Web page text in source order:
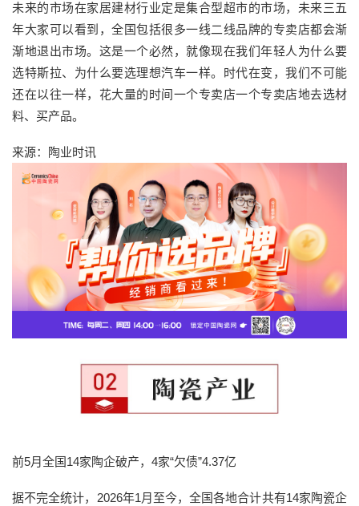
未来的市场在家居建材行业定是集合型超市的市场，未来三五
年大家可以看到，全国包括很多一线二线品牌的专卖店都会渐
渐地退出市场。这是一个必然，就像现在我们年轻人为什么要
选特斯拉、为什么要选理想汽车一样。时代在变，我们不可能
还在以往一样，花大量的时间一个专卖店一个专卖店地去选材
料、买产品。
来源：陶业时讯
前5月全国14家陶企破产，4家“欠债”4.37亿
据不完全统计，2026年1月至今，全国各地合计共有14家陶瓷企